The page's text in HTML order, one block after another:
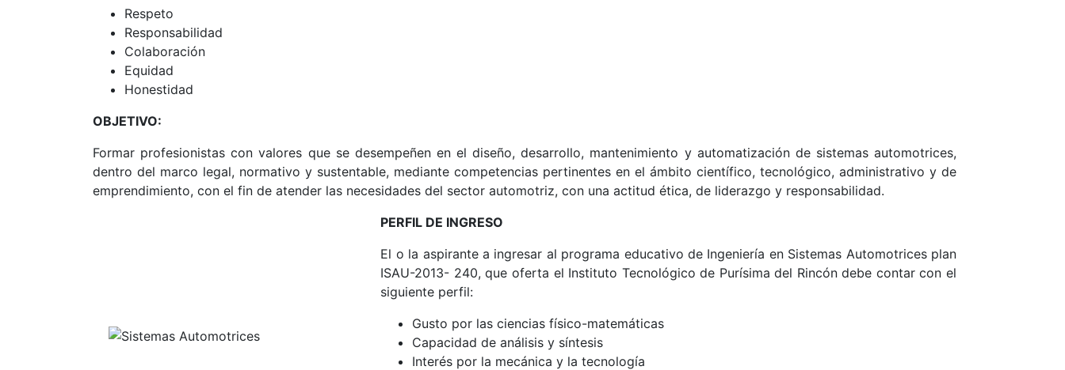
Respeto
Responsabilidad
Colaboración
Equidad
Honestidad
OBJETIVO:
Formar profesionistas con valores que se desempeñen en el diseño, desarrollo, mantenimiento y automatización de sistemas automotrices,
dentro del marco legal, normativo y sustentable, mediante competencias pertinentes en el ámbito científico, tecnológico, administrativo y de
emprendimiento, con el fin de atender las necesidades del sector automotriz, con una actitud ética, de liderazgo y responsabilidad.
PERFIL DE INGRESO
El o la aspirante a ingresar al programa educativo de Ingeniería en Sistemas Automotrices plan
ISAU-2013- 240, que oferta el Instituto Tecnológico de Purísima del Rincón debe contar con el
siguiente perfil:
Gusto por las ciencias físico-matemáticas
Capacidad de análisis y síntesis
Interés por la mecánica y la tecnología